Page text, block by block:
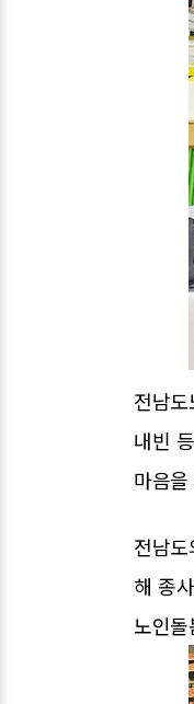
전남
내빈
마음
전남
해 종
노인